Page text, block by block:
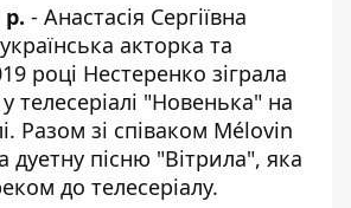
- Анастасія Сергіївна
акторка та
році Нестеренко зіграла
телесеріалі "Новенька" на
Разом зі співаком Mélovin
дуетну пісню "Вітрила", яка
до телесеріалу.